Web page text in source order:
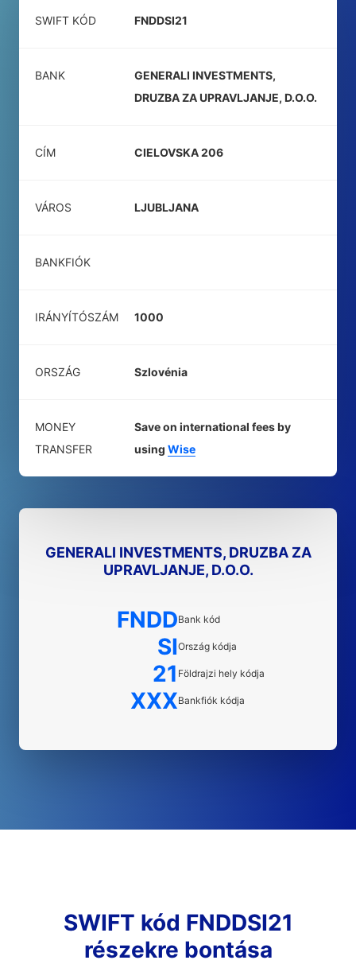
SWIFT KÓD FNDDSI21
BANK
GENERALI INVESTMENTS,
DRUZBA ZA UPRAVLJANJE, D.O.O.
CÍM CIELOVSKA 206
VÁROS LJUBLJANA
BANKFIÓK
IRÁNYÍTÓSZÁM 1000
ORSZÁG Szlovénia
MONEY
TRANSFER
Save on international fees by
using Wise
GENERALI INVESTMENTS, DRUZBA ZA
UPRAVLJANJE, D.O.O.
FNDDBank kód
SIOrszág kódja
21 Földrajzi hely kódja
XXXBankfiók kódja
SWIFT kód FNDDSI21
részekre bontása